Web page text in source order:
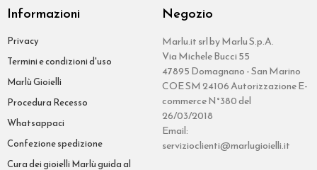
Informazioni
Privacy
Termini e condizioni d'uso
Marlù Gioielli
Procedura Recesso
Whatsappaci
Confezione spedizione
Cura dei gioielli Marlù guida al
Negozio
Marlu.it srl by Marlu S.p.A.
Via Michele Bucci 55
47895 Domagnano - San Marino
COE SM 24106 Autorizzazione E-
commerce N°380 del
26/03/2018
Email:
servizioclienti@marlugioielli.it